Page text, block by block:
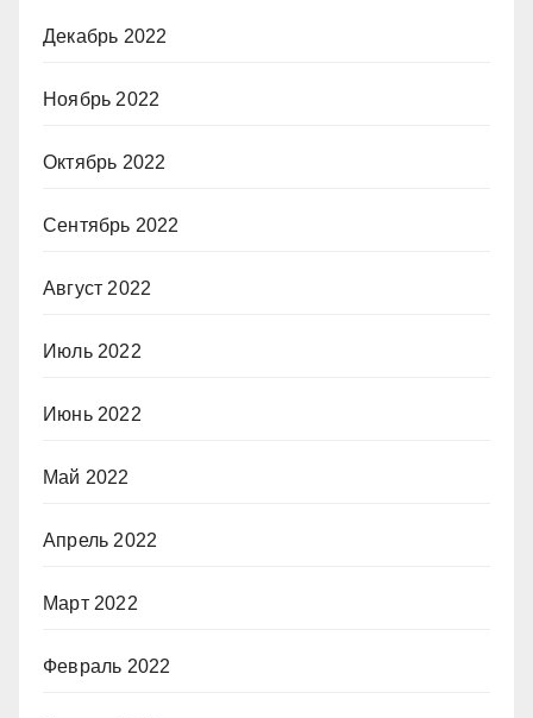
Декабрь 2022
Ноябрь 2022
Октябрь 2022
Сентябрь 2022
Август 2022
Июль 2022
Июнь 2022
Май 2022
Апрель 2022
Март 2022
Февраль 2022